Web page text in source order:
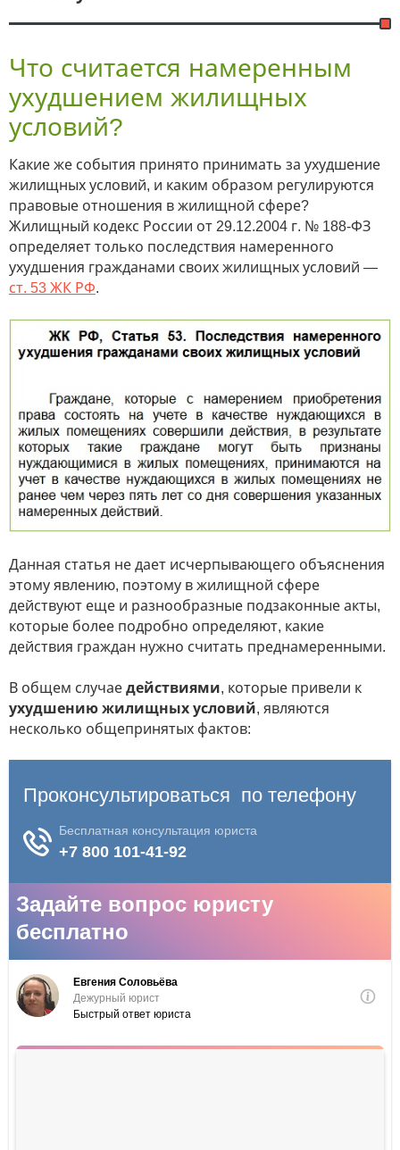
Что считается намеренным
ухудшением жилищных
условий?
Какие же события принято принимать за ухудшение
жилищных условий, и каким образом регулируются
правовые отношения в жилищной сфере?
Жилищный кодекс России от 29.12.2004 г. № 188-ФЗ
определяет только последствия намеренного
ухудшения гражданами своих жилищных условий —
ст. 53 ЖК РФ.
Данная статья не дает исчерпывающего объяснения
этому явлению, поэтому в жилищной сфере
действуют еще и разнообразные подзаконные акты,
которые более подробно определяют, какие
действия граждан нужно считать преднамеренными.
В общем случае действиями, которые привели к
ухудшению жилищных условий, являются
несколько общепринятых фактов: